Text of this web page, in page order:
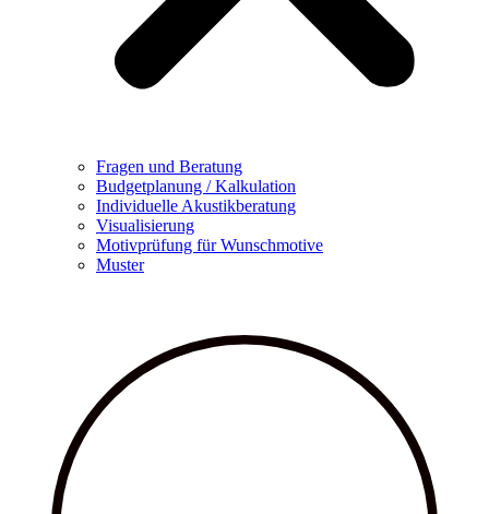
Fragen und Beratung
Budgetplanung / Kalkulation
Individuelle Akustikberatung
Visualisierung
Motivprüfung für Wunschmotive
Muster